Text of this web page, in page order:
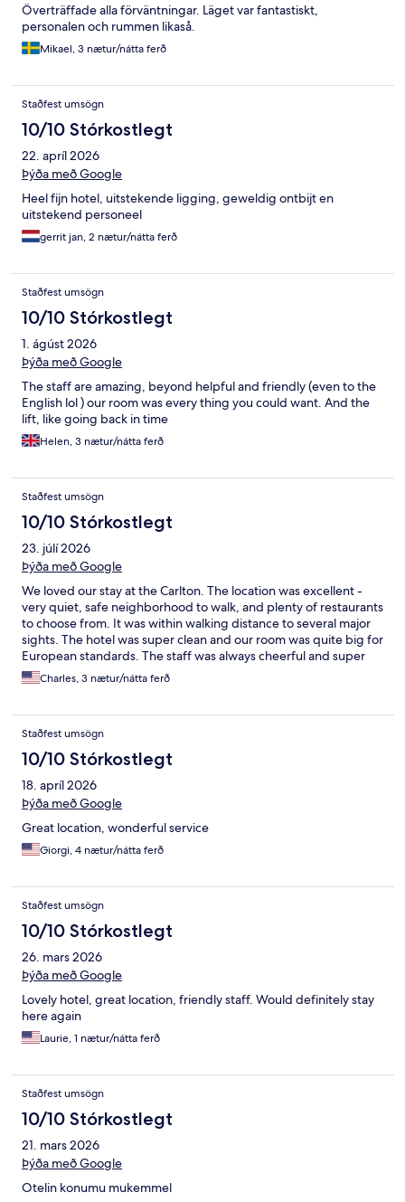
Överträffade alla förväntningar. Läget var fantastiskt,
personalen och rummen likaså.
Mikael, 3 nætur/nátta ferð
Staðfest umsögn
10/10 Stórkostlegt
22. apríl 2026
Þýða með Google
Heel fijn hotel, uitstekende ligging, geweldig ontbijt en
uitstekend personeel
gerrit jan, 2 nætur/nátta ferð
Staðfest umsögn
10/10 Stórkostlegt
1. ágúst 2026
Þýða með Google
The staff are amazing, beyond helpful and friendly (even to the
English lol ) our room was every thing you could want. And the
lift, like going back in time
Helen, 3 nætur/nátta ferð
Staðfest umsögn
10/10 Stórkostlegt
23. júlí 2026
Þýða með Google
We loved our stay at the Carlton. The location was excellent -
very quiet, safe neighborhood to walk, and plenty of restaurants
to choose from. It was within walking distance to several major
sights. The hotel was super clean and our room was quite big for
European standards. The staff was always cheerful and super
helpful whenever we passed them in the lobby or had a
question at the front desk.
Charles, 3 nætur/nátta ferð
Staðfest umsögn
10/10 Stórkostlegt
18. apríl 2026
Þýða með Google
Great location, wonderful service
Giorgi, 4 nætur/nátta ferð
Staðfest umsögn
10/10 Stórkostlegt
26. mars 2026
Þýða með Google
Lovely hotel, great location, friendly staff. Would definitely stay
here again
Laurie, 1 nætur/nátta ferð
Staðfest umsögn
10/10 Stórkostlegt
21. mars 2026
Þýða með Google
Otelin konumu mukemmel